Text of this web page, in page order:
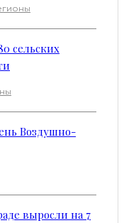
сельских
Воздушно-
выросли на 7